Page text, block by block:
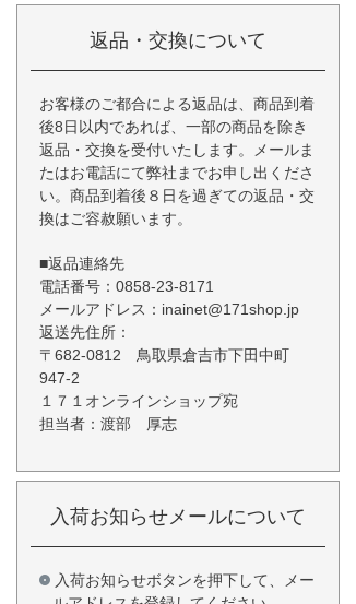
返品・交換について
お客様のご都合による返品は、商品到着
後8日以内であれば、一部の商品を除き
返品・交換を受付いたします。メールま
たはお電話にて弊社までお申し出くださ
い。商品到着後８日を過ぎての返品・交
換はご容赦願います。
■返品連絡先
電話番号：0858-23-8171
メールアドレス：inainet@171shop.jp
返送先住所：
〒682-0812 鳥取県倉吉市下田中町
947-2
１７１オンラインショップ宛
担当者：渡部 厚志
入荷お知らせメールについて
入荷お知らせボタンを押下して、メー